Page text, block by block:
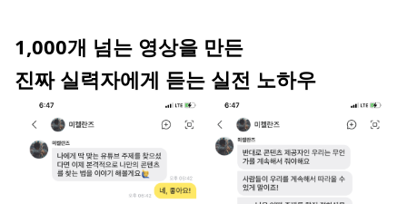
1,000개 넘는 영상을 만든
진짜 실력자에게 듣는 실전 노하우